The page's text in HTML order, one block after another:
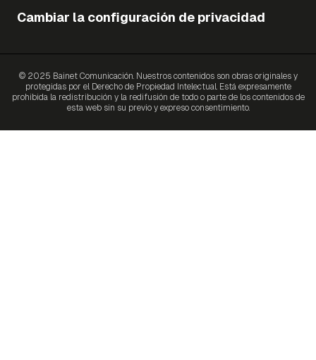
Cambiar la configuración de privacidad
© 2025 Bainet Comunicación. Nuestros contenidos son obras originales y
protegidas por el Derecho de Propiedad Intelectual. Está expresamente
prohibida la redistribución y la redifusión de todo o parte de los contenidos de
esta web sin su previo y expreso consentimiento.